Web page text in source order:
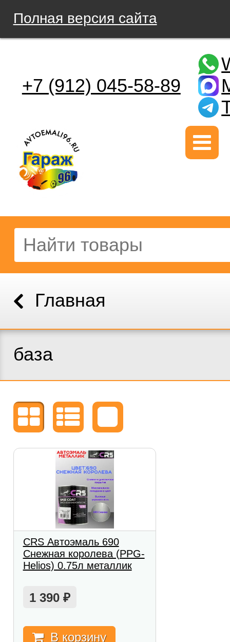
Полная версия сайта
+7 (912) 045-58-89
Главная
база
CRS Автоэмаль 690
Снежная королева (PPG-
Helios) 0.75л металлик
1 390 ₽
В корзину